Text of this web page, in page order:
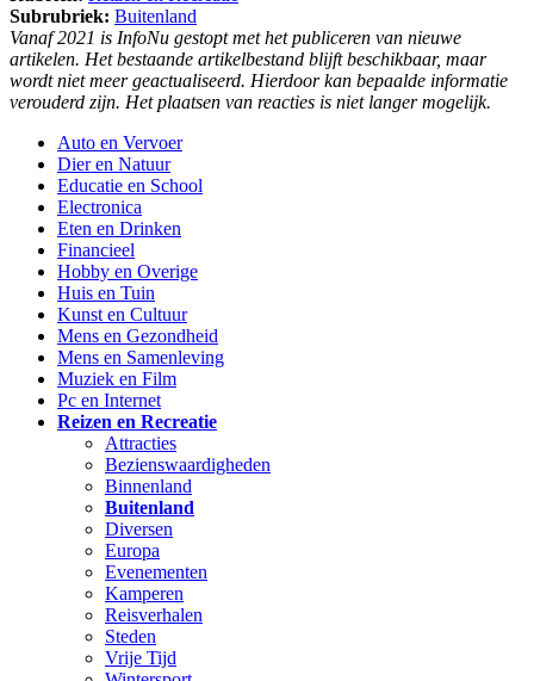
Subrubriek: Buitenland
Vanaf 2021 is InfoNu gestopt met het publiceren van nieuwe
artikelen. Het bestaande artikelbestand blijft beschikbaar, maar
wordt niet meer geactualiseerd. Hierdoor kan bepaalde informatie
verouderd zijn. Het plaatsen van reacties is niet langer mogelijk.
Auto en Vervoer
Dier en Natuur
Educatie en School
Electronica
Eten en Drinken
Financieel
Hobby en Overige
Huis en Tuin
Kunst en Cultuur
Mens en Gezondheid
Mens en Samenleving
Muziek en Film
Pc en Internet
Reizen en Recreatie
Attracties
Bezienswaardigheden
Binnenland
Buitenland
Diversen
Europa
Evenementen
Kamperen
Reisverhalen
Steden
Vrije Tijd